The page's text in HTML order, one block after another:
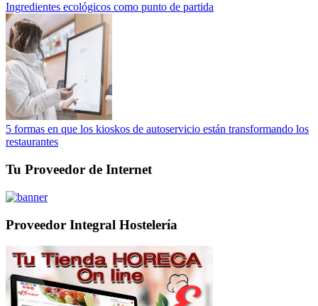
Ingredientes ecológicos como punto de partida
5 formas en que los kioskos de autoservicio están transformando los
restaurantes
Tu Proveedor de Internet
Proveedor Integral Hostelería